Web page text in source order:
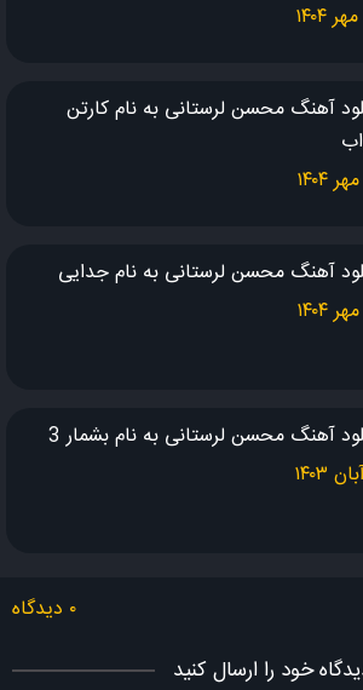
آهنگ محسن لرستانی به نام کارتن
آهنگ محسن لرستانی به نام جدایی
آهنگ محسن لرستانی به نام بشمار 3
۰ دیدگاه
خود را ارسال کنید